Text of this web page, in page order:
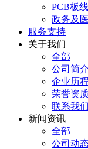
PCB板
政务及
服务支持
关于我们
全部
公司简介
企业历程
荣誉资
联系我们
新闻资讯
全部
公司动